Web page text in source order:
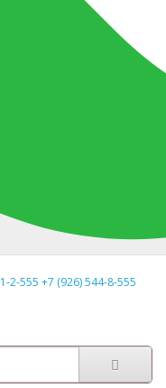
2-555 +7 (926) 544-8-555